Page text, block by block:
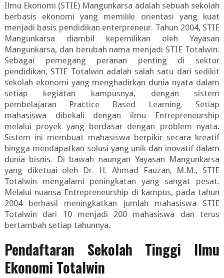
Ilmu Ekonomi (STIE) Mangunkarsa adalah sebuah sekolah
berbasis ekonomi yang memiliki orientasi yang kuat
menjadi basis pendidikan enterpreneur. Tahun 2004, STIE
Mangunkarsa diambil kepemilikan oleh Yayasan
Mangunkarsa, dan berubah nama menjadi STIE Totalwin.
Sebagai pemegang peranan penting di sektor
pendidikan, STIE Totalwin adalah salah satu dari sedikit
sekolah ekonomi yang menghadirkan dunia nyata dalam
setiap kegiatan kampusnya, dengan sistem
pembelajaran Practice Based Learning. Setiap
mahasiswa dibekali dengan ilmu Entrepreneurship
melalui proyek yang berdasar dengan problem nyata.
Sistem ini membuat mahasiswa berpikir secara kreatif
hingga mendapatkan solusi yang unik dan inovatif dalam
dunia bisnis. Di bawah naungan Yayasan Mangunkarsa
yang diketuai oleh Dr. H. Ahmad Fauzan, M.M., STIE
Totalwin mengalami peningkatan yang sangat pesat.
Melalui nuansa Entrepreneurship di kampus, pada tahun
2004 berhasil meningkatkan jumlah mahasiswa STIE
Totalwin dari 10 menjadi 200 mahasiswa dan terus
bertambah setiap tahunnya.
Pendaftaran Sekolah Tinggi Ilmu
Ekonomi Totalwin